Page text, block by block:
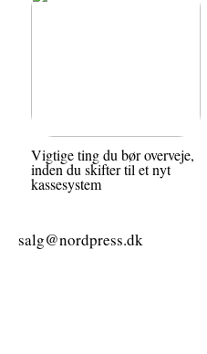
Vigtige ting du bør overveje,
inden du skifter til et nyt
kassesystem
salg@nordpress.dk